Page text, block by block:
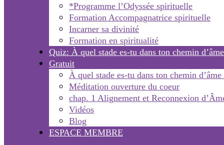
*Programme l’Odyssée spirituelle
Formation Accompagnatrice spirituelle
Incarner sa divinité
Formation en spiritualité
Quiz: À quel stade es-tu dans ton chemin
Gratuit
À quel stade es-tu dans ton chemin d’âme
Méditation ouverture du coeur
chap. 1 Alignement et Reconnexion
Vidéos
Blog
ESPACE MEMBRE